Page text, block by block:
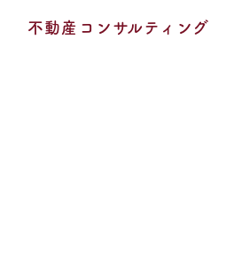
不動産コンサルティング